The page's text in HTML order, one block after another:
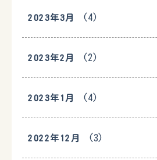
2023年3月 (4)
2023年2月 (2)
2023年1月 (4)
2022年12月 (3)